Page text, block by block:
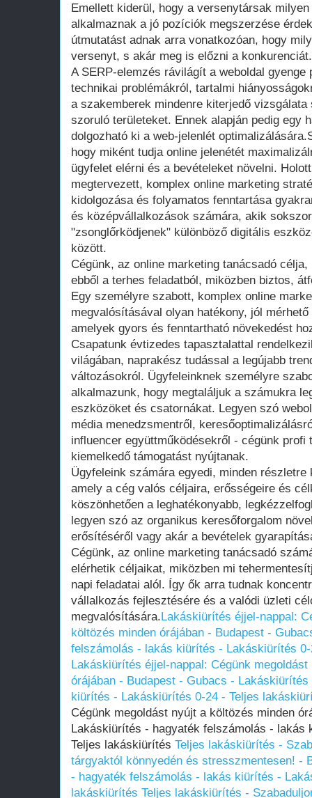
Emellett kiderül, hogy a versenytársak
alkalmaznak a jó pozíciók megszerzése
útmutatást adnak arra vonatkozóan, hogy
versenyt, s akár meg is előzni a konkurenciát.
A SERP-elemzés rávilágít a weboldal
technikai problémákról, tartalmi
a szakemberek mindenre kiterjedő
szoruló területeket. Ennek alapján pedig egy
dolgozható ki a web-jelenlét
hogy miként tudja online jelenétét
ügyfelet elérni és a bevételeket növelni.
megtervezett, komplex online marketing
kidolgozása és folyamatos fenntartása
és középvállalkozások számára, akik
"zsonglőrködjenek" különböző digitális
között.
Cégünk, az online marketing tanácsadó
ebből a terhes feladatból, miközben biztos,
Egy személyre szabott, komplex online
megvalósításával olyan hatékony, jól
amelyek gyors és fenntartható növekedést
Csapatunk évtizedes tapasztalattal
világában, naprakész tudással a legújabb
változásokról. Ügyfeleinknek személyre
alkalmazunk, hogy megtaláljuk a számukra
eszközöket és csatornákat. Legyen szó
média menedzsmentről,
influencer együttműködésekről - cégünk profi
kiemelkedő támogatást nyújtanak.
Ügyfeleink számára egyedi, minden
amely a cég valós céljaira, erősségeire és
köszönhetően a leghatékonyabb,
legyen szó az organikus keresőforgalom
erősítéséről vagy akár a bevételek
Cégünk, az online marketing tanácsadó
elérhetik céljaikat, miközben mi
napi feladatai alól. Így ők arra tudnak
vállalkozás fejlesztésére és a valódi üzleti
megvalósítására.Lakáskiürítés éjjel-nappal:
költözés minden órájában - Budapest -
felszámolás - lakás kiürítés - Lakáskiürítés
Lakáskiürítés éjjel-nappal: Cégünk
órájában - Budapest - Gubacs -
kiürítés - Lakáskiürítés 0-24 - Teljes
Cégünk megoldást nyújt a költözés minden
Lakáskiürítés - hagyaték felszámolás -
Teljes lakáskiürítés Teljes lakáskiürítés -
tárgyaktól könnyedén és stresszmentesen! -
- hagyaték felszámolás - lakás kiürítés -
lakáskiürítés Teljes lakáskiürítés -